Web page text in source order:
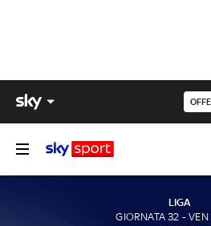
LIGA
GIORNATA 32 - VEN